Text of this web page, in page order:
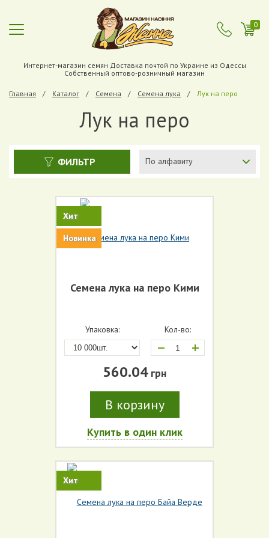
0
Интернет-магазин семян Доставка почтой по Украине из Одессы
Собственный оптово-розничный магазин
Главная Каталог Cемена Семена лука Лук на перо
Лук на перо
ФИЛЬТР По алфавиту
Хит
Новинка
Семена лука на перо Кими
Упаковка: Кол-во:
+
560.04 грн
В корзину
Купить в один клик
Хит